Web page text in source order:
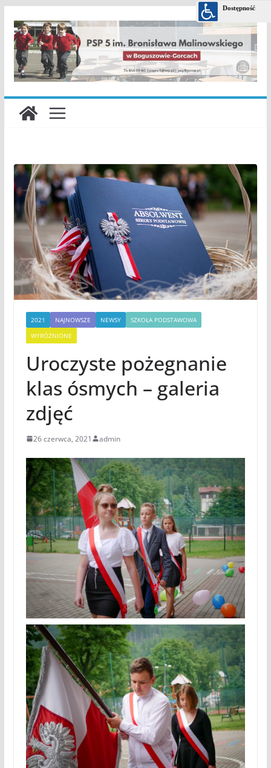
treści
2021 NAJNOWSZE NEWSY
SZKOŁA PODSTAWOWA
WYRÓŻNIONE
Uroczyste pożegnanie
klas ósmych – galeria
zdjęć
26 czerwca, 2021 admin